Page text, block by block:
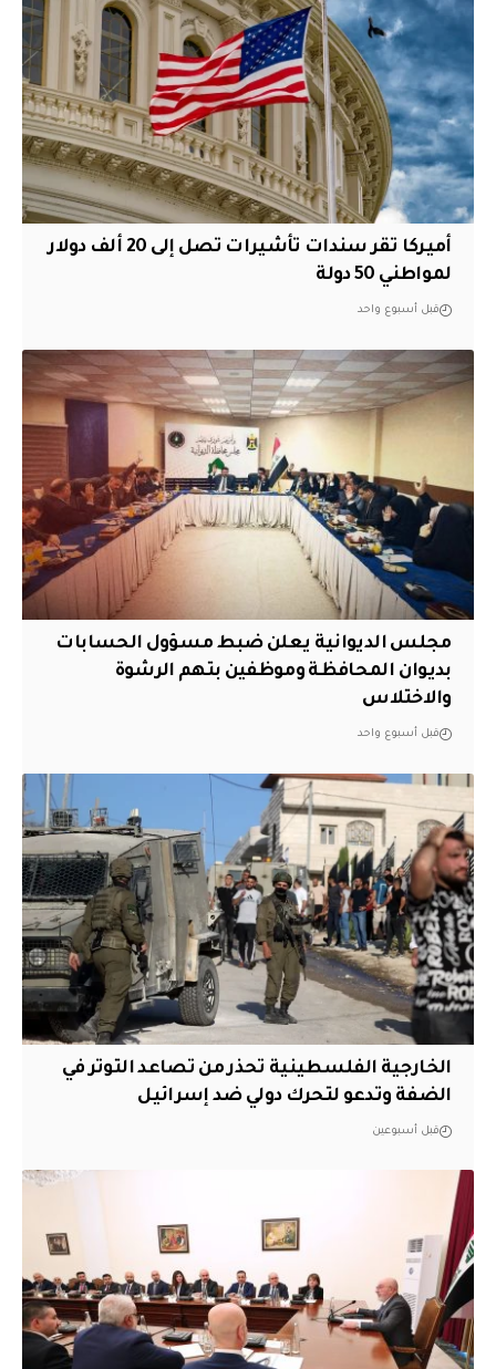
أميركا تقر سندات تأشيرات تصل إلى 20 ألف دولار
لمواطني 50 دولة
قبل أسبوع واحد
مجلس الديوانية يعلن ضبط مسؤول الحسابات
بديوان المحافظة وموظفين بتهم الرشوة
والاختلاس
قبل أسبوع واحد
الخارجية الفلسطينية تحذر من تصاعد التوتر في
الضفة وتدعو لتحرك دولي ضد إسرائيل
قبل أسبوعين